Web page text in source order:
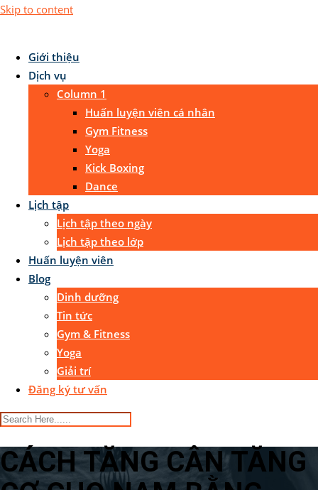
Skip to content
Giới thiệu
Dịch vụ
Column 1
Huấn luyện viên cá nhân
Gym Fitness
Yoga
Kick Boxing
Dance
Lịch tập
Lịch tập theo ngày
Lịch tập theo lớp
Huấn luyện viên
Blog
Dinh dưỡng
Tin tức
Gym & Fitness
Yoga
Giải trí
Đăng ký tư vấn
CÁCH TĂNG CÂN TĂNG